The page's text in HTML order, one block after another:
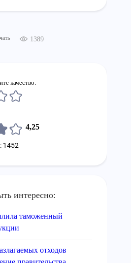
1389
качество:
4,25
1452
интересно:
таможенный
отходов